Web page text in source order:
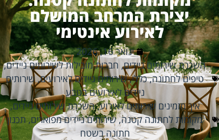
יצירת המרחב המושלם
לאירוע אינטימי
ינואר 16, 2026
השכרת שירותים ניידים, חברות מובילות לשירותים ניידים,
טיפים לחתונה,כללי,שירותים ניידים לאירועים,שירותים
ניידים לאירועים בטבע
איך מזמינים שירותים לאירוע,השכרת שירותים ניידים,
מקומות לחתונה קטנה,שירותים ניידים מפוארים,תכנון
חתונה בשטח